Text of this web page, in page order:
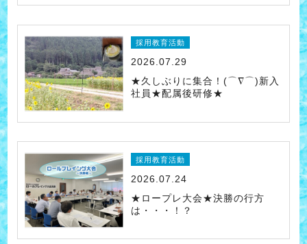
採用教育活動
2026.07.29
★久しぶりに集合！(⌒∇⌒)新入
社員★配属後研修★
採用教育活動
2026.07.24
★ロープレ大会★決勝の行方
は・・・！？